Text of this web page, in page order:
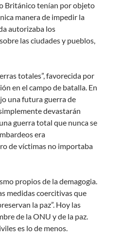
Británico tenían por objeto
manera de impedir la
autorizaba los
las ciudades y pueblos,
totales”, favorecida por
en el campo de batalla. En
una futura guerra de
devastarán
guerra total que nunca se
era
de víctimas no importaba
propios de la demagogia.
medidas coercitivas que
la paz”. Hoy las
de la ONU y de la paz.
es lo de menos.